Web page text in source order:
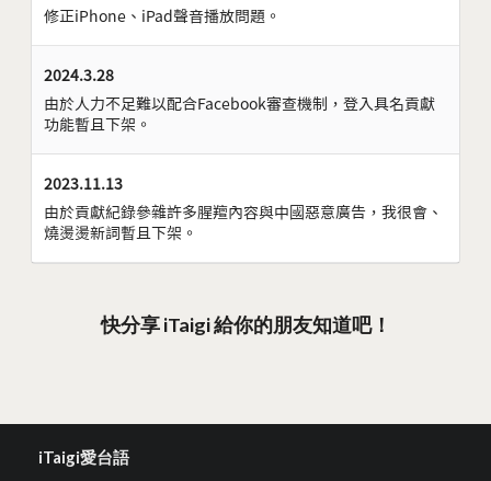
修正iPhone、iPad聲音播放問題。
2024.3.28
由於人力不足難以配合Facebook審查機制，登入具名貢獻
功能暫且下架。
2023.11.13
由於貢獻紀錄參雜許多腥羶內容與中國惡意廣告，我很會、
燒燙燙新詞暫且下架。
快分享 iTaigi 給你的朋友知道吧！
iTaigi愛台語